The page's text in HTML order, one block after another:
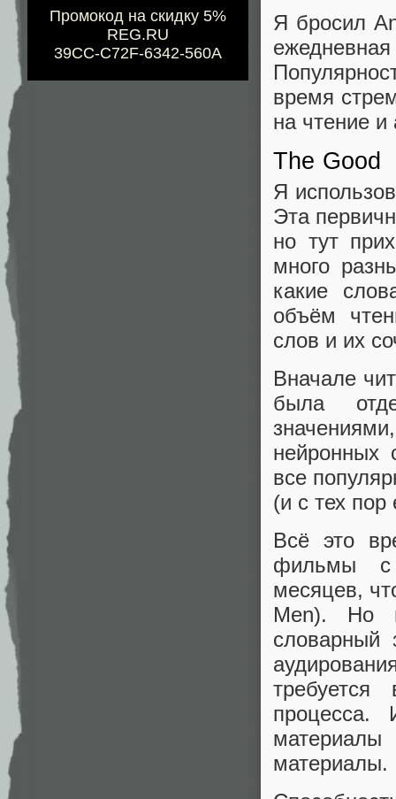
Промокод на скидку 5%
REG.RU
39CC-C72F-6342-560A
Я бросил
время
на чтение и
The Good
Я
Эта
но тут
много
какие
объём
слов и их
Вначале
была
нейронных
все
(и с тех
Всё это
фильмы с
месяцев,
Men). Но
словарный
процесса.
материалы.